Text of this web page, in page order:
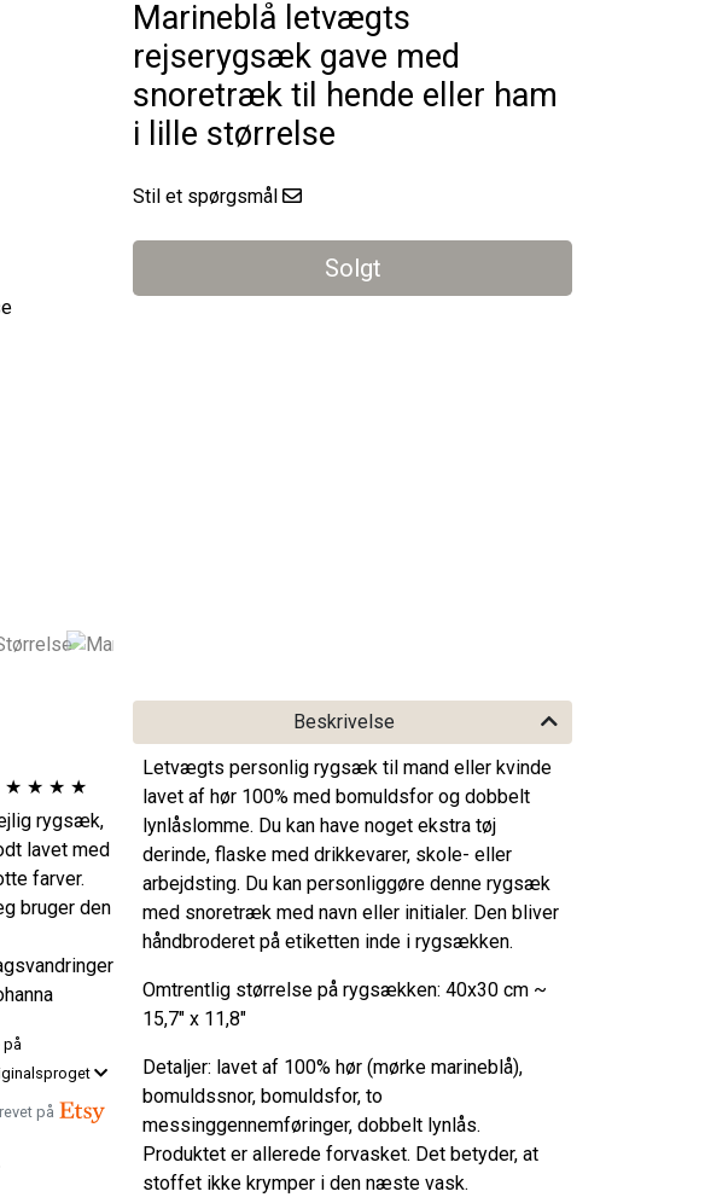
Marineblå letvægts
rejserygsæk gave med
snoretræk til hende eller ham
i lille størrelse
Stil et spørgsmål
Beskrivelse
Letvægts personlig rygsæk til mand eller kvinde
lavet af hør 100% med bomuldsfor og dobbelt
lynlåslomme. Du kan have noget ekstra tøj
derinde, flaske med drikkevarer, skole- eller
arbejdsting. Du kan personliggøre denne rygsæk
med snoretræk med navn eller initialer. Den bliver
håndbroderet på etiketten inde i rygsækken.
Omtrentlig størrelse på rygsækken: 40x30 cm ~
15,7" x 11,8"
Detaljer: lavet af 100% hør (mørke marineblå),
bomuldssnor, bomuldsfor, to
messinggennemføringer, dobbelt lynlås.
Produktet er allerede forvasket. Det betyder, at
stoffet ikke krymper i den næste vask.
★ ★ ★ ★
rygsæk,
lavet med
farver.
bruger den
på
på